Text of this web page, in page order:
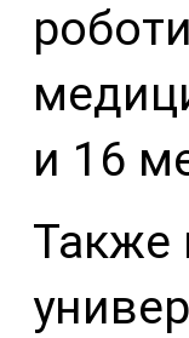
и 16
Также